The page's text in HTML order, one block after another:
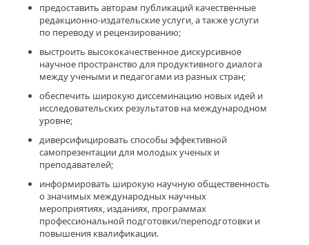
предоставить авторам публикаций качественные
редакционно-издательские услуги, а также услуги
по переводу и рецензированию;
выстроить высококачественное дискурсивное
научное пространство для продуктивного диалога
между учеными и педагогами из разных стран;
обеспечить широкую диссеминацию новых идей и
исследовательских результатов на международном
уровне;
диверсифицировать способы эффективной
самопрезентации для молодых ученых и
преподавателей;
информировать широкую научную общественность
о значимых международных научных
мероприятиях, изданиях, программах
профессиональной подготовки/переподготовки и
повышения квалификации.